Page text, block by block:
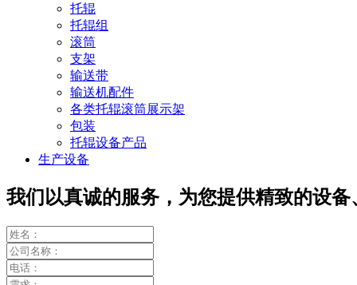
托辊
托辊组
滚筒
支架
输送带
输送机配件
各类托辊滚筒展示架
包装
托辊设备产品
生产设备
我们以真诚的服务，为您提供精致的设